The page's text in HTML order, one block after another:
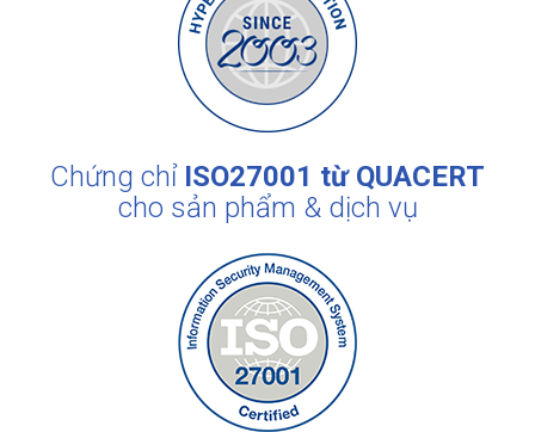
Chứng chỉ ISO27001 từ QUACERT
cho sản phẩm & dịch vụ